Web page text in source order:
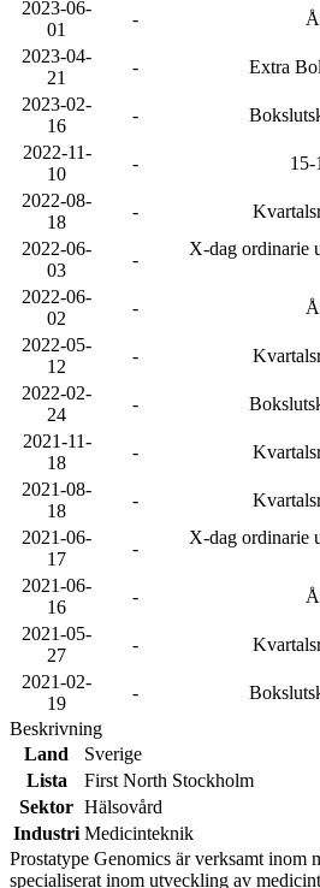
2023-06-
01
-
2023-04-
21
-
Extra
2023-02-
16
-
2022-11-
10
-
15-
2022-08-
18
-
2022-06-
03
-
X-dag ordinarie
2022-06-
02
-
2022-05-
12
-
2022-02-
24
-
2021-11-
18
-
2021-08-
18
-
2021-06-
17
-
X-dag ordinarie
2021-06-
16
-
2021-05-
27
-
2021-02-
19
-
Beskrivning
Land
Sverige
Lista
First North Stockholm
Sektor Hälsovård
Industri Medicinteknik
Prostatype Genomics är verksamt inom
specialiserat inom utveckling av